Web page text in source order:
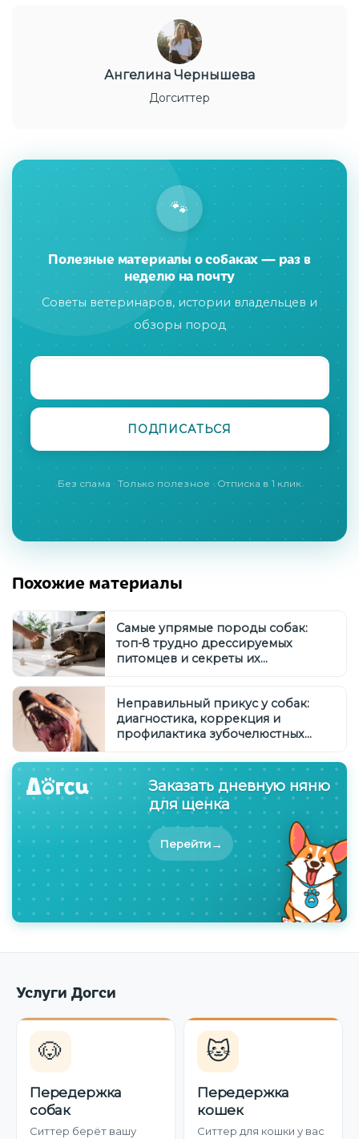
Ангелина Чернышева
Догситтер
🐾
Полезные материалы о собаках — раз в
неделю на почту
Советы ветеринаров, истории владельцев и
обзоры пород
Без спама · Только полезное · Отписка в 1 клик
Похожие материалы
Самые упрямые породы собак:
топ-8 трудно дрессируемых
питомцев и секреты их
Неправильный прикус у собак:
диагностика, коррекция и
профилактика зубочелюстных
Заказать дневную няню
для щенка
Перейти→
Услуги Догси
🐶
Передержка
собак
Ситтер берёт вашу
🐱
Передержка
кошек
Ситтер для кошки у вас